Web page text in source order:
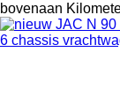
bovenaan